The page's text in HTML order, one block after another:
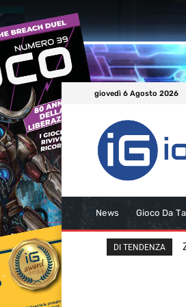
giovedì 6 Agosto 2026
News Gioco Da
DI TENDENZA